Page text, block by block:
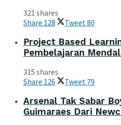
321 shares
Share 128 Tweet80
Project Based
Pembelajaran
315 shares
Share 126 Tweet 79
Arsenal Tak Sabar
Guimaraes Dari